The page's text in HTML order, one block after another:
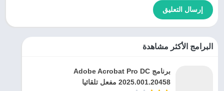
البرامج الأكثر مشاهدة
برنامج Adobe Acrobat Pro DC
2025.001.20458 مفعل تلقائيا